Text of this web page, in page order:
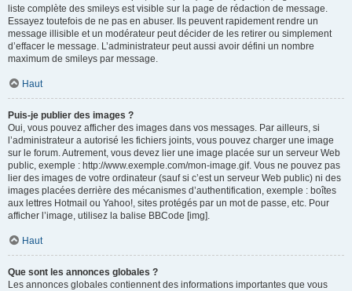
liste complète des smileys est visible sur la page de rédaction de message.
Essayez toutefois de ne pas en abuser. Ils peuvent rapidement rendre un
message illisible et un modérateur peut décider de les retirer ou simplement
d’effacer le message. L’administrateur peut aussi avoir défini un nombre
maximum de smileys par message.
Haut
Puis-je publier des images ?
Oui, vous pouvez afficher des images dans vos messages. Par ailleurs, si
l’administrateur a autorisé les fichiers joints, vous pouvez charger une image
sur le forum. Autrement, vous devez lier une image placée sur un serveur Web
public, exemple : http://www.exemple.com/mon-image.gif. Vous ne pouvez pas
lier des images de votre ordinateur (sauf si c’est un serveur Web public) ni des
images placées derrière des mécanismes d’authentification, exemple : boîtes
aux lettres Hotmail ou Yahoo!, sites protégés par un mot de passe, etc. Pour
afficher l’image, utilisez la balise BBCode [img].
Haut
Que sont les annonces globales ?
Les annonces globales contiennent des informations importantes que vous